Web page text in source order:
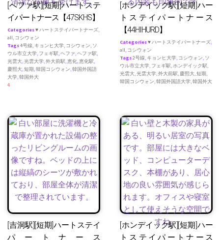
[へファ駅][短期]ハートステ
イパートナース【47SKHS】
Categories♥ ハートステイパートナーズ,
all, コシウォン
Tags4号線, キョンヒ大学, コシウォン, ソ
ウル市立大学, フェギ駅,ヘファ,ヘファ駅,
光雲大,光雲大学,外大前駅,恵化,恵化駅,
慶熙大,短期,韓国コシウォン,韓国外国語
大学,韓国外大
4
[ホンデイック駅][短期]ハー
トステイパートナース
【44HIHURD】
Categories♥ ハートステイパートナーズ,
all, コシウォン
Tags2号線, キョンヒ大学, コシウォン, ソ
ウル市立大学, フェギ駅,ホンデイック駅,
光雲大,光雲大学,外大前駅, 慶熙大,短期,
韓国コシウォン,韓国外国語大学,韓国外大
[吉洞駅][短期]ハートステイ
パートナース
[ホンデイック駅][短期]ハー
トステイパートナース